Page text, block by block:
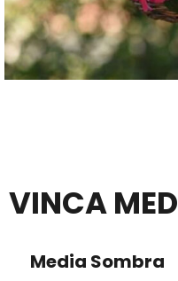
VINCA
Media Sombra